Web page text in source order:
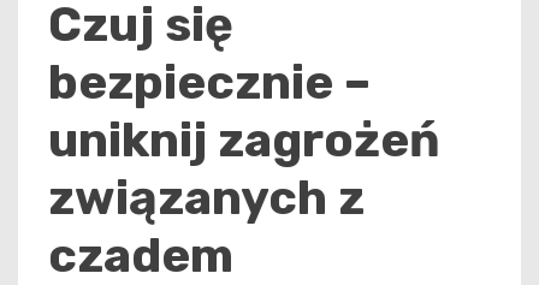
Czuj się
bezpiecznie –
uniknij zagrożeń
związanych z
czadem